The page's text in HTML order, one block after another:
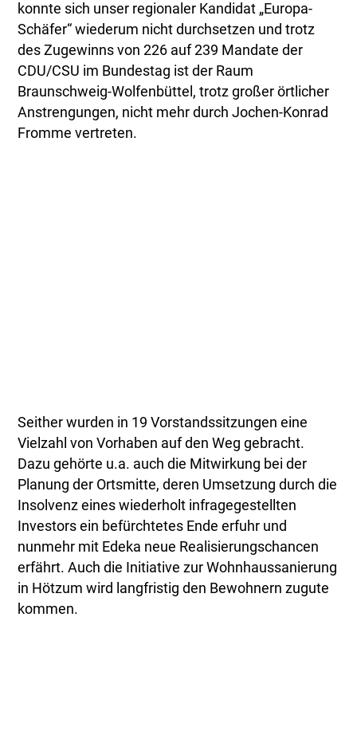
konnte sich unser regionaler Kandidat „Europa-
Schäfer“ wiederum nicht durchsetzen und trotz
des Zugewinns von 226 auf 239 Mandate der
CDU/CSU im Bundestag ist der Raum
Braunschweig-Wolfenbüttel, trotz großer örtlicher
Anstrengungen, nicht mehr durch Jochen-Konrad
Fromme vertreten.
Seither wurden in 19 Vorstandssitzungen eine
Vielzahl von Vorhaben auf den Weg gebracht.
Dazu gehörte u.a. auch die Mitwirkung bei der
Planung der Ortsmitte, deren Umsetzung durch die
Insolvenz eines wiederholt infragegestellten
Investors ein befürchtetes Ende erfuhr und
nunmehr mit Edeka neue Realisierungschancen
erfährt. Auch die Initiative zur Wohnhaussanierung
in Hötzum wird langfristig den Bewohnern zugute
kommen.